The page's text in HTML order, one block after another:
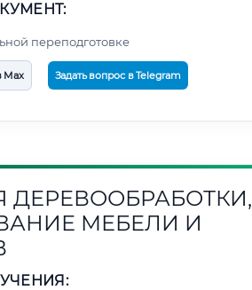
переподготовке
Max Задать вопрос в Telegram
ДЕРЕВООБРАБОТКИ,
МЕБЕЛИ И